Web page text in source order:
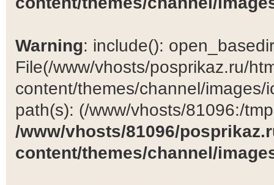
Warning: include():
File(/www/vhosts/posprikaz.ru/
content/themes/channel/
path(s): (/www/vhosts/81096:/
/www/vhosts/81096/
content/themes/channel/